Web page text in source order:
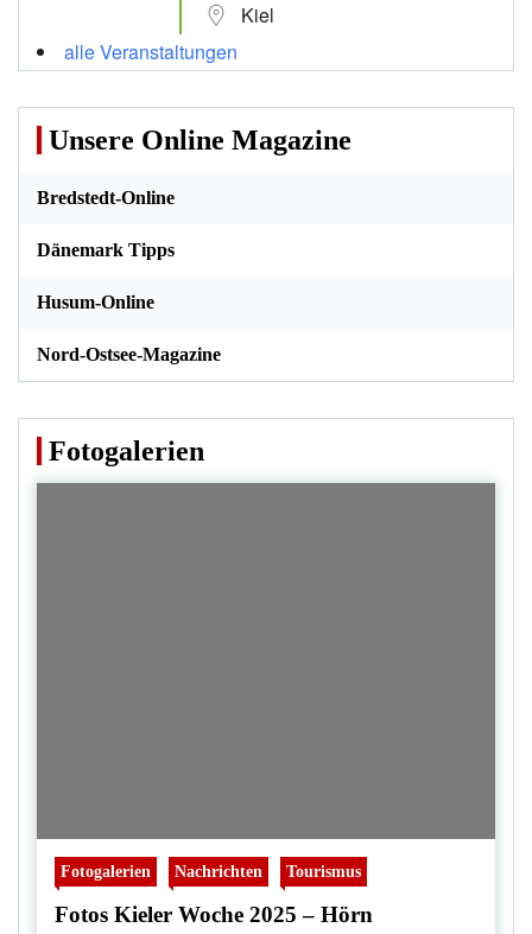
Kiel
alle Veranstaltungen
Unsere Online Magazine
Bredstedt-Online
Dänemark Tipps
Husum-Online
Nord-Ostsee-Magazine
Fotogalerien
Fotogalerien Nachrichten Tourismus
Fotos Kieler Woche 2025 – Hörn